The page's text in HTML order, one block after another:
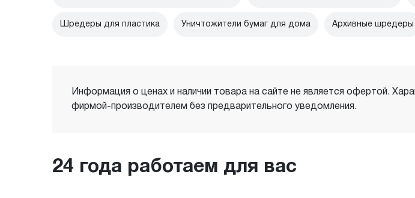
Шредеры для пластика Уничтожители бумаг для дома Архивные шредеры
Информация о ценах и наличии товара на сайте не является офертой.
фирмой-производителем без предварительного уведомления.
24 года работаем для вас